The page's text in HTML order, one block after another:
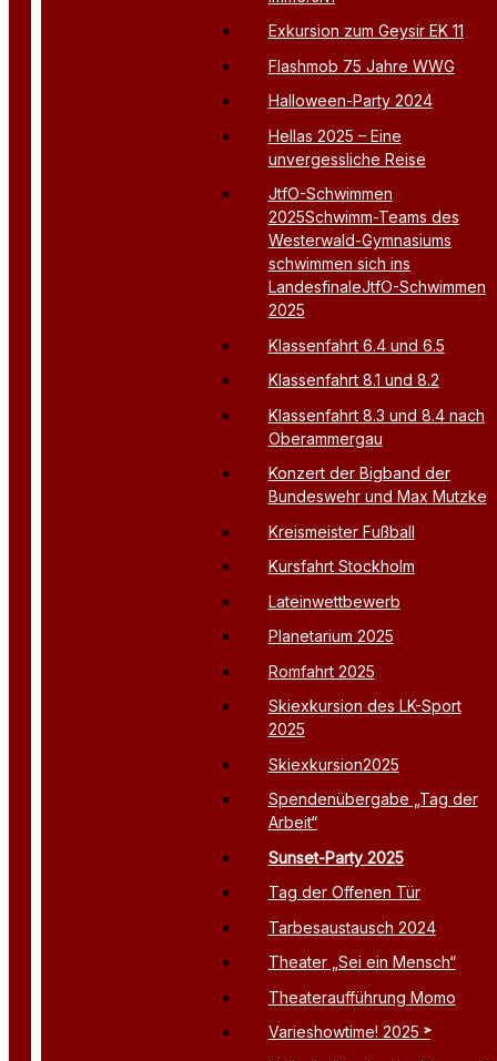
Exkursion zum Geysir EK 11
Flashmob 75 Jahre WWG
Halloween-Party 2024
Hellas 2025 – Eine
unvergessliche Reise
JtfO-Schwimmen
2025Schwimm-Teams des
Westerwald-Gymnasiums
schwimmen sich ins
LandesfinaleJtfO-Schwimmen
2025
Klassenfahrt 6.4 und 6.5
Klassenfahrt 8.1 und 8.2
Klassenfahrt 8.3 und 8.4 nach
Oberammergau
Konzert der Bigband der
Bundeswehr und Max Mutzke
Kreismeister Fußball
Kursfahrt Stockholm
Lateinwettbewerb
Planetarium 2025
Romfahrt 2025
Skiexkursion des LK-Sport
2025
Skiexkursion2025
Spendenübergabe „Tag der
Arbeit“
Sunset-Party 2025
Tag der Offenen Tür
Tarbesaustausch 2024
Theater „Sei ein Mensch“
Theateraufführung Momo
Varieshowtime! 2025